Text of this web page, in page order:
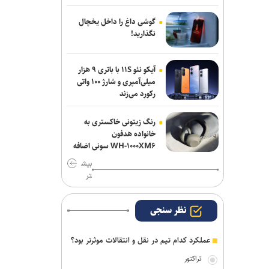
برزگر: همای سعادت روی دوش تارتار
نشسته است/ عیار واقعی پرسپولیس از
هفته پنجم به بعد مشخص می‌شود
گوشی داغ را داخل یخچال
نگذارید!
آیکو نئو ۱۱S با باتری ۹ هزار
میلی‌آمپری و شارژ ۱۰۰ واتی
رکورد می‌زند
رنگ زیتونی خاکستری به
خانواده هدفون
WH-۱۰۰۰XM۶ سونی اضافه
بیش
تر
نظر سنجی
عملکرد کدام تیم در نقل و انتقالات موثرتر بود؟
تراکتور